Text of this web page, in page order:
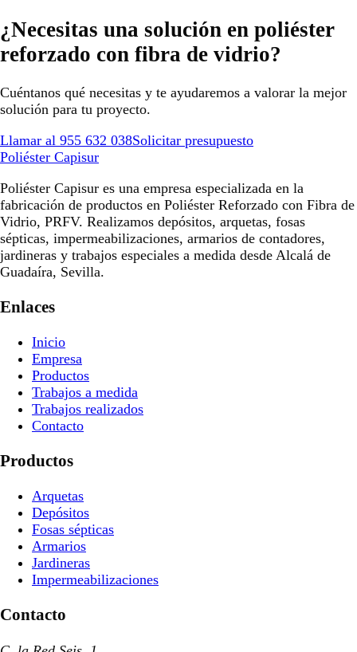
¿Necesitas una solución en poliéster
reforzado con fibra de vidrio?
Cuéntanos qué necesitas y te ayudaremos a valorar la mejor
solución para tu proyecto.
Llamar al 955 632 038Solicitar presupuesto
Poliéster Capisur
Poliéster Capisur es una empresa especializada en la
fabricación de productos en Poliéster Reforzado con Fibra de
Vidrio, PRFV. Realizamos depósitos, arquetas, fosas
sépticas, impermeabilizaciones, armarios de contadores,
jardineras y trabajos especiales a medida desde Alcalá de
Guadaíra, Sevilla.
Enlaces
Inicio
Empresa
Productos
Trabajos a medida
Trabajos realizados
Contacto
Productos
Arquetas
Depósitos
Fosas sépticas
Armarios
Jardineras
Impermeabilizaciones
Contacto